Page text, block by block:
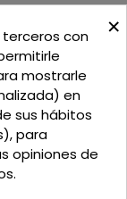
45600
654 791
×
terceros con
mostrarle
en
sus hábitos
para
opiniones de